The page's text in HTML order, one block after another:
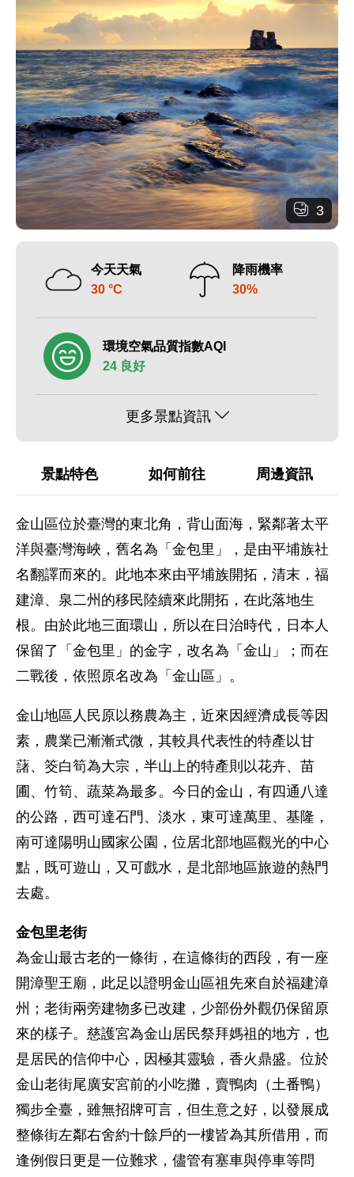
3
今天天氣
30 °C
降雨機率
30%
環境空氣品質指數AQI
24 良好
更多景點資訊
景點特色 如何前往 周邊資訊
金山區位於臺灣的東北角，背山面海，緊鄰著太平
洋與臺灣海峽，舊名為「金包里」，是由平埔族社
名翻譯而來的。此地本來由平埔族開拓，清末，福
建漳、泉二州的移民陸續來此開拓，在此落地生
根。由於此地三面環山，所以在日治時代，日本人
保留了「金包里」的金字，改名為「金山」；而在
二戰後，依照原名改為「金山區」。
金山地區人民原以務農為主，近來因經濟成長等因
素，農業已漸漸式微，其較具代表性的特產以甘
藷、筊白筍為大宗，半山上的特產則以花卉、苗
圃、竹筍、蔬菜為最多。今日的金山，有四通八達
的公路，西可達石門、淡水，東可達萬里、基隆，
南可達陽明山國家公園，位居北部地區觀光的中心
點，既可遊山，又可戲水，是北部地區旅遊的熱門
去處。
金包里老街
為金山最古老的一條街，在這條街的西段，有一座
開漳聖王廟，此足以證明金山區祖先來自於福建漳
州；老街兩旁建物多已改建，少部份外觀仍保留原
來的樣子。慈護宮為金山居民祭拜媽祖的地方，也
是居民的信仰中心，因極其靈驗，香火鼎盛。位於
金山老街尾廣安宮前的小吃攤，賣鴨肉（土番鴨）
獨步全臺，雖無招牌可言，但生意之好，以發展成
整條街左鄰右舍約十餘戶的一樓皆為其所借用，而
逢例假日更是一位難求，儘管有塞車與停車等問